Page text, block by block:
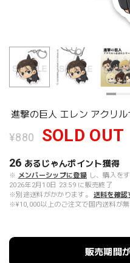
進撃の巨人 エレン アクリ
¥880 SOLD OUT
26 あるじゃんポイント獲得
※ メンバーシップに登録 し、購入を
2026年2月10日 23:59 に販売終了
※別途送料がかかります。
送料を確認
※¥10,000以上のご注文で国内送料が無
販売期間